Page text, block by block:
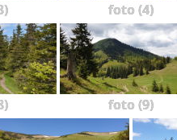
foto (4)
foto (9)